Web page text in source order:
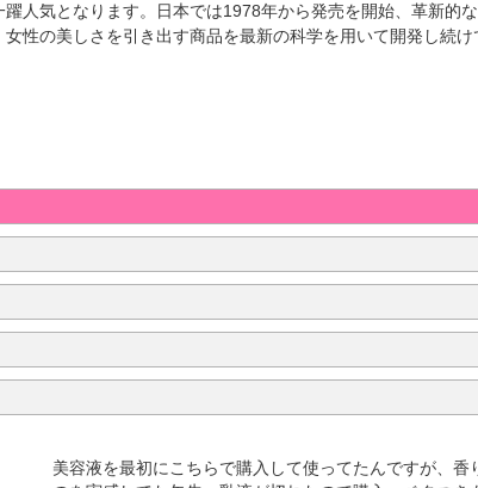
人気となります。日本では1978年から発売を開始、革新的
性の美しさを引き出す商品を最新の科学を用いて開発し続け
美容液を最初にこちらで購入して使ってたんですが、香